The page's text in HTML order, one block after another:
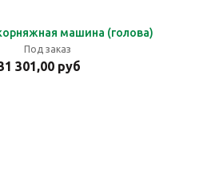
машина (голова)
Под заказ
301,00 руб